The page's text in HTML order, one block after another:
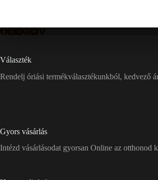
Választék
Rendelj óriási termékválasztékunkból, kedvező
Gyors vásárlás
Intézd vásárlásodat gyorsan Online az otthonod